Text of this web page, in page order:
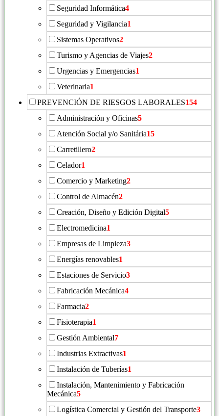
Seguridad Informática4
Seguridad y Vigilancia1
Sistemas Operativos2
Turismo y Agencias de Viajes2
Urgencias y Emergencias1
Veterinaria1
PREVENCIÓN DE RIESGOS LABORALES154
Administración y Oficinas5
Atención Social y/o Sanitária15
Carretillero2
Celador1
Comercio y Marketing2
Control de Almacén2
Creación, Diseño y Edición Digital5
Electromedicina1
Empresas de Limpieza3
Energías renovables1
Estaciones de Servicio3
Fabricación Mecánica4
Farmacia2
Fisioterapia1
Gestión Ambiental7
Industrias Extractivas1
Instalación de Tuberías1
Instalación, Mantenimiento y Fabricación
Mecánica5
Logística Comercial y Gestión del Transporte3